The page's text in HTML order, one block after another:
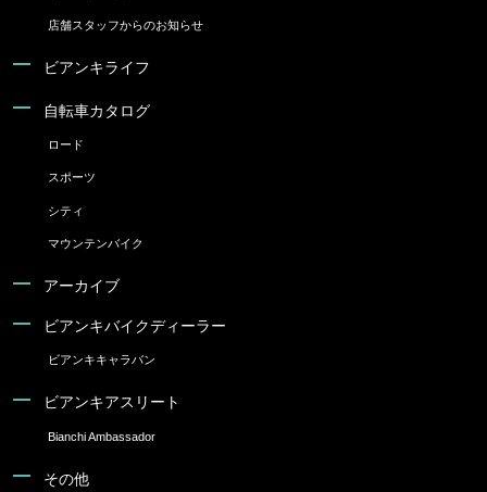
店舗スタッフからのお知らせ
ビアンキライフ
自転車カタログ
ロード
スポーツ
シティ
マウンテンバイク
アーカイブ
ビアンキバイクディーラー
ビアンキキャラバン
ビアンキアスリート
Bianchi Ambassador
その他